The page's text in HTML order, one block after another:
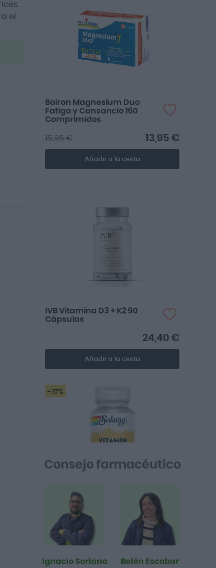
el
Boiron Magnesium Duo
Fatiga y Cansancio 160
Comprimidos
13,95 €
15,95 €
Añadir a la cesta
IVB Vitamina D3 + K2 90
Cápsulas
24,40 €
Añadir a la cesta
-37%
Solaray Vitamina D3 & K2
60 Vegcaps
15,05 €
23,80 €
Consejo farmacéutico
Ignacio Soriano Belén Escobar